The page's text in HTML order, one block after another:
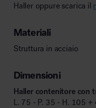
Haller oppure scarica il
Materiali
Struttura in acciaio
Dimensioni
Haller contenitore con
L. 75 - P. 35 - H. 105